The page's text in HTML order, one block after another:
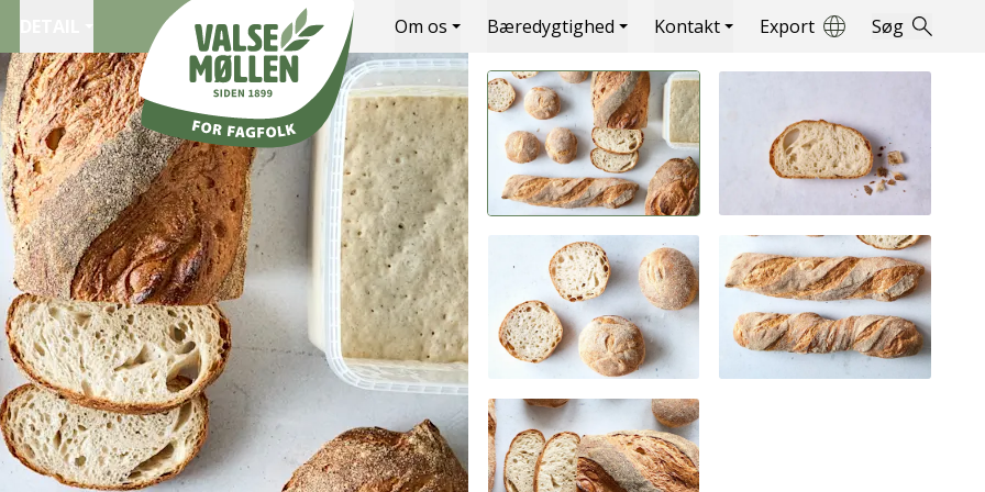
Valsemøllen A/S
Om os Bæredygtighed Kontakt Export Søg